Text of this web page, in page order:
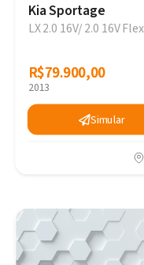
Kia Sportage
LX 2.0 16V/ 2.0 16V
R$79.900,00
R$79.900,00
2013
Simular